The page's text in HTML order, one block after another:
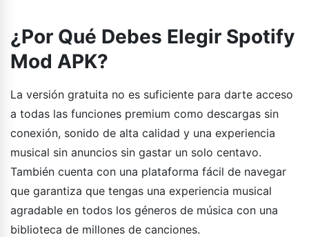
¿Por Qué Debes Elegir Spotify
Mod APK?
La versión gratuita no es suficiente para darte acceso
a todas las funciones premium como descargas sin
conexión, sonido de alta calidad y una experiencia
musical sin anuncios sin gastar un solo centavo.
También cuenta con una plataforma fácil de navegar
que garantiza que tengas una experiencia musical
agradable en todos los géneros de música con una
biblioteca de millones de canciones.